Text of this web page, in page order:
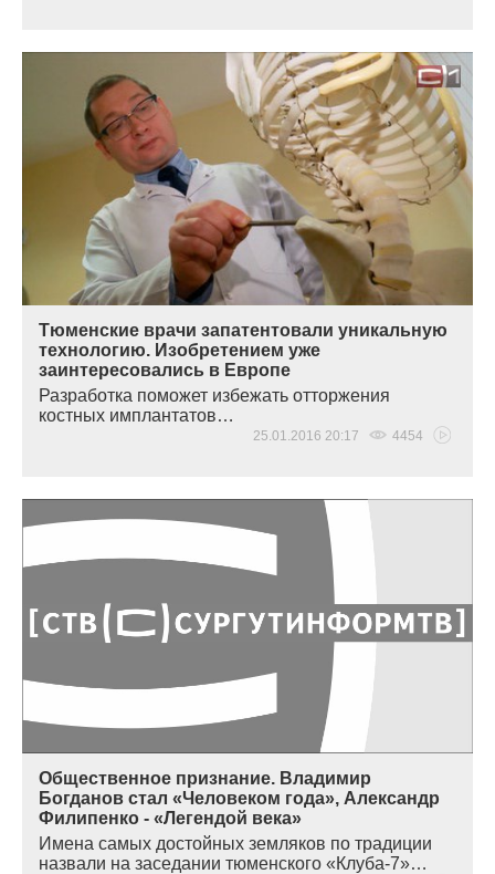
Тюменские врачи запатентовали уникальную
технологию. Изобретением уже
заинтересовались в Европе
Разработка поможет избежать отторжения
костных имплантатов…
25.01.2016 20:17 4454
Общественное признание. Владимир
Богданов стал «Человеком года», Александр
Филипенко - «Легендой века»
Имена самых достойных земляков по традиции
назвали на заседании тюменского «Клуба-7»…